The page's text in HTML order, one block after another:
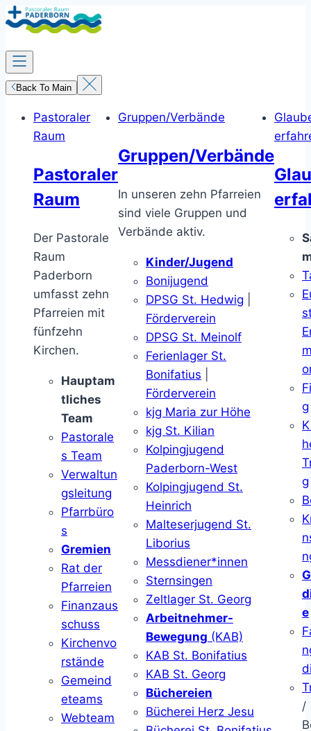
Zum
Inhalt
springen
Back To Main
Pastoraler
Raum
Pastoraler
Raum
Der Pastorale
Raum
Paderborn
umfasst zehn
Pfarreien mit
fünfzehn
Kirchen.
Hauptam
tliches
Team
Pastorale
s Team
Verwaltun
gsleitung
Pfarrbüro
s
Gremien
Rat der
Pfarreien
Finanzaus
schuss
Kirchenvo
rstände
Gemeind
eteams
Webteam
Gruppen/Verbände
Gruppen/Verbände
In unseren zehn Pfarreien
sind viele Gruppen und
Verbände aktiv.
Kinder/Jugend
Bonijugend
DPSG St. Hedwig
Förderverein
DPSG St. Meinolf
Ferienlager St.
Bonifatius
Förderverein
kjg Maria zur Höhe
kjg St. Kilian
Kolpingjugend
Paderborn-West
Kolpingjugend St.
Heinrich
Malteserjugend St.
Liborius
Messdiener*innen
Sternsingen
Zeltlager St. Georg
Arbeitnehmer-
Bewegung (KAB)
KAB St. Bonifatius
KAB St. Georg
Büchereien
Bücherei Herz Jesu
g
g
e
/